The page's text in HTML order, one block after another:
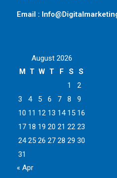
Email :
August 2026
M T W T F S
S
1
2
3
4 5 6 7 8
9
10 11 12 13 14 15 16
17 18 19 20 21 22 23
24 25 26 27 28 29 30
31
« Apr